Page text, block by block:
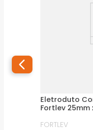
Eletroduto
Fortlev 25mm
FORTLEV